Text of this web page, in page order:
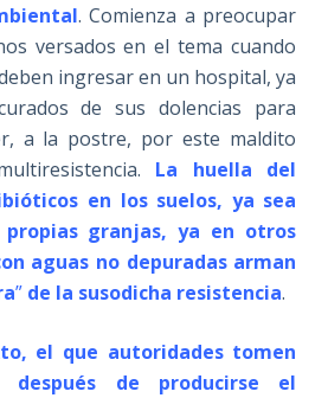
. Comienza a preocupar
versados en el tema cuando
ingresar en un hospital, ya
de sus dolencias para
a la postre, por este maldito
La huella del
en los suelos, ya sea
granjas, ya en otros
aguas no depuradas arman
” de la susodicha resistencia.
el que autoridades tomen
después de producirse el